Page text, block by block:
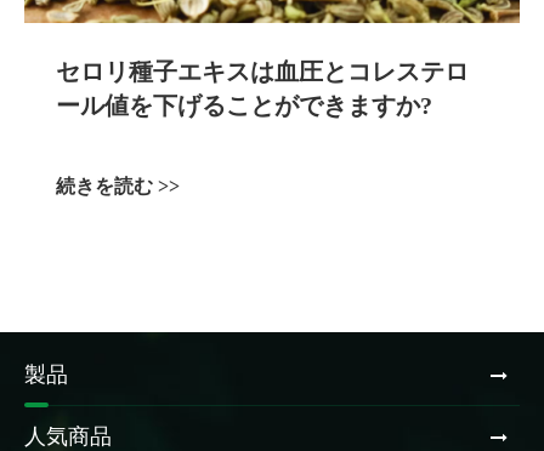
セロリ種子エキスは血圧とコレステロ
ール値を下げることができますか?
続きを読む >>
製品
人気商品